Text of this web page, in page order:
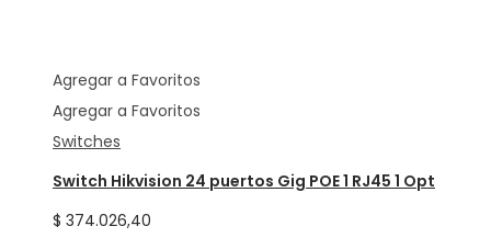
Agregar a Favoritos
Agregar a Favoritos
Switches
Switch Hikvision 24 puertos Gig POE 1 RJ45 1 Opt
$ 374.026,40